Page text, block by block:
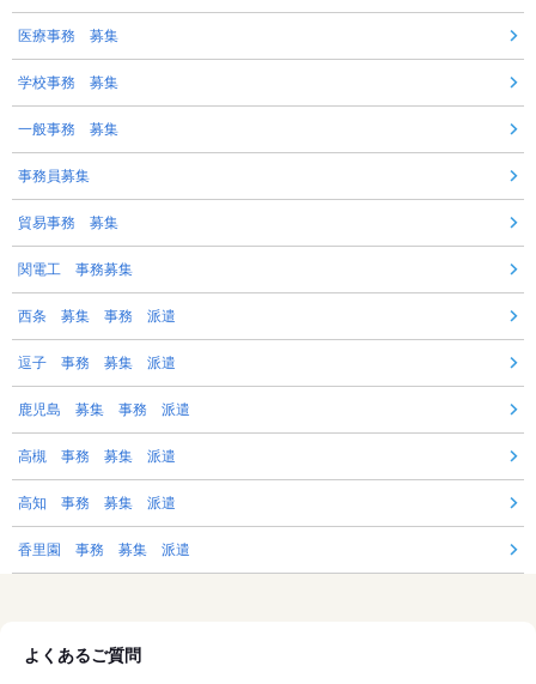
医療事務 募集
学校事務 募集
一般事務 募集
事務員募集
貿易事務 募集
関電工 事務募集
西条 募集 事務 派遣
逗子 事務 募集 派遣
鹿児島 募集 事務 派遣
高槻 事務 募集 派遣
高知 事務 募集 派遣
香里園 事務 募集 派遣
よくあるご質問